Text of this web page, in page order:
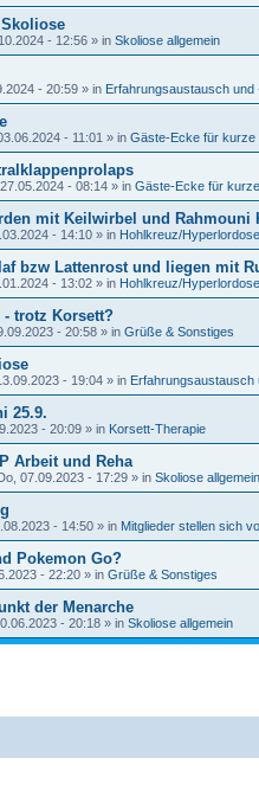
- 12:56 » in Skoliose allgemein
- 20:59 » in Erfahrungsaustausch und
- 11:01 » in Gäste-Ecke für kurze
- 08:14 » in Gäste-Ecke für
mit Keilwirbel und Rahmouni
- 14:10 » in Hohlkreuz/
bzw Lattenrost und liegen mit
- 13:02 » in Hohlkreuz/
- trotz Korsett?
- 20:58 » in Grüße & Sonstiges
- 19:04 » in Erfahrungsaustausch
25.9.
- 20:09 » in Korsett-Therapie
Arbeit und Reha
07.09.2023 - 17:29 » in Skoliose allgemein
- 14:50 » in Mitglieder stellen sich
Pokemon Go?
- 22:20 » in Grüße & Sonstiges
der Menarche
- 20:18 » in Skoliose allgemein